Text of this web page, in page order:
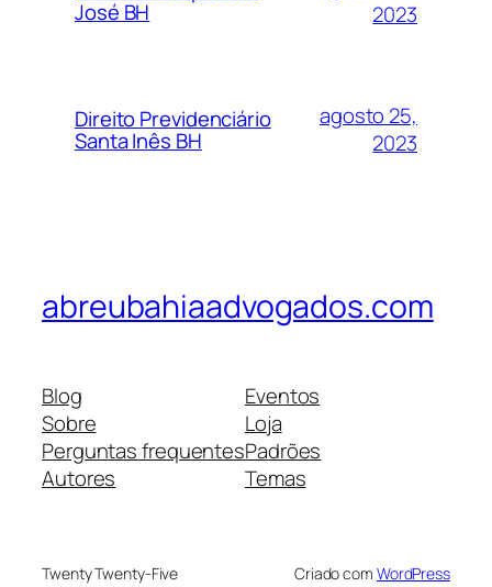
José BH
2023
Direito Previdenciário
Santa Inês BH
agosto 25,
2023
abreubahiaadvogados.com
Blog
Sobre
Perguntas frequentes
Autores
Eventos
Loja
Padrões
Temas
Twenty Twenty-Five Criado com WordPress